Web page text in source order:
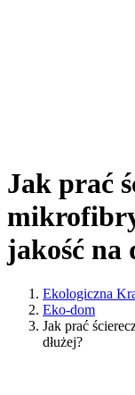
Jak prać
jakość na
Ekologiczna
Eko-dom
Jak prać
dłużej?